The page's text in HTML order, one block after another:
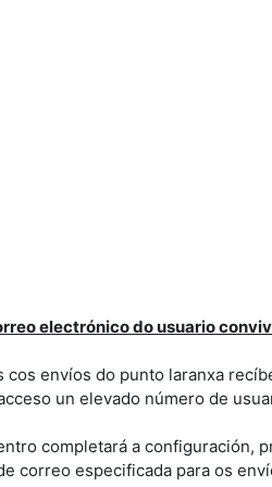
electrónico do usuario
envíos do punto laranxa
un elevado número de
completará a configuración,
correo especificada para os